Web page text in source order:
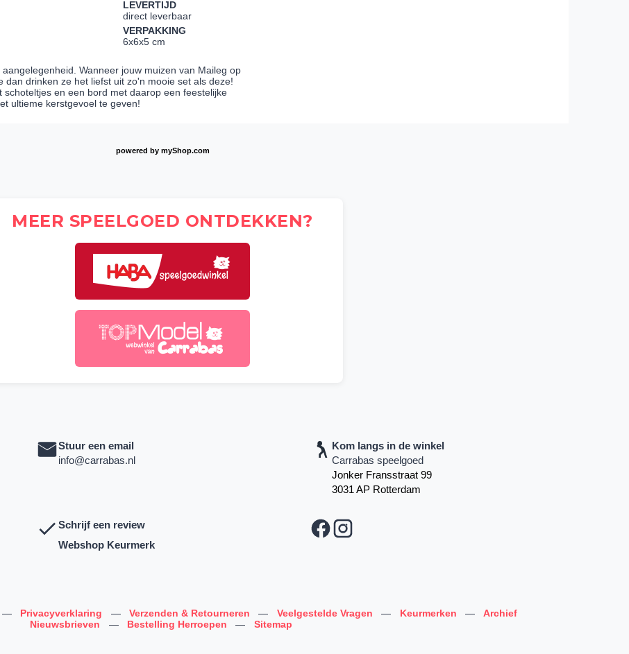
LEVERTIJD
direct leverbaar
VERPAKKING
6x6x5 cm
Wanneer jouw muizen van Maileg op
drinken ze het liefst uit zo'n mooie set als deze!
en een bord met daarop een feestelijke
ultieme kerstgevoel te geven!
powered by myShop.com
MEER SPEELGOED ONTDEKKEN?
Stuur een email
info@carrabas.nl
Kom langs in de winkel
Carrabas speelgoed
Jonker Fransstraat 99
3031 AP Rotterdam
Schrijf een review
Webshop Keurmerk
— Privacyverklaring — Verzenden & Retourneren — Veelgestelde Vragen — Keurmerken —
Archief
Nieuwsbrieven
— Bestelling Herroepen — Sitemap